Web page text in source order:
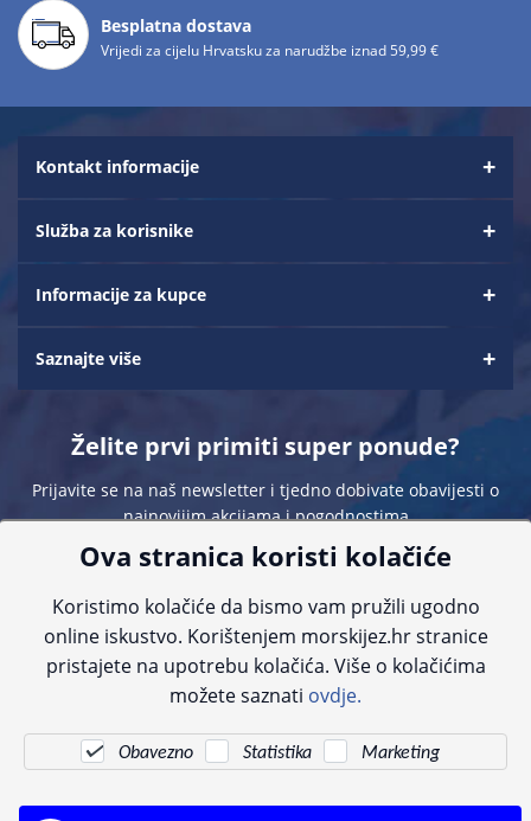
Besplatna dostava
Vrijedi za cijelu Hrvatsku za narudžbe iznad 59,99 €
Kontakt informacije
Služba za korisnike
Informacije za kupce
Saznajte više
Želite prvi primiti super ponude?
Prijavite se na naš newsletter i tjedno dobivate obavijesti o
najnovijim akcijama i pogodnostima
Sve navedene cijene sadrže PDV. Pokušavamo osigurati što preciznije
informacije, ali zbog tehnoloških ograničenja ne možemo garantirati potpunu
kontaktirajte nas putem telefona:+385 23 231 761ili e-maila:info@morskijez.hr
Ova stranica koristi kolačiće
Koristimo kolačiće da bismo vam pružili ugodno
online iskustvo. Korištenjem morskijez.hr stranice
pristajete na upotrebu kolačića. Više o kolačićima
možete saznati ovdje.
Obavezno Statistika Marketing